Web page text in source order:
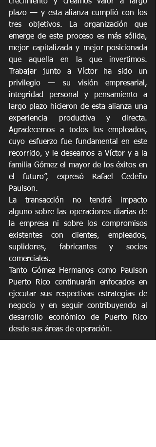
crecimiento y creamos valor a largo
plazo — y esta alianza cumplió con los
tres objetivos. La organización que
emerge de este proceso es más sólida,
mejor capitalizada y mejor posicionada
que aquella en la que invertimos.
Trabajar junto a Víctor ha sido un
privilegio — su visión empresarial,
integridad personal y pensamiento a
largo plazo hicieron de esta alianza una
experiencia productiva y directa.
Agradecemos a todos los empleados,
cuyo esfuerzo fue fundamental en este
recorrido, y le deseamos a Víctor y a la
familia Gómez el mayor de los éxitos en
el futuro”, expresó Rafael Cedeño
Paulson.
La transacción no tendrá impacto
alguno sobre las operaciones diarias de
la empresa ni sobre los compromisos
existentes con clientes, empleados,
suplidores, fabricantes y socios
comerciales.
Tanto Gómez Hermanos como Paulson
Puerto Rico continuarán enfocados en
ejecutar sus respectivas estrategias de
negocio y en seguir contribuyendo al
desarrollo económico de Puerto Rico
desde sus áreas de operación.